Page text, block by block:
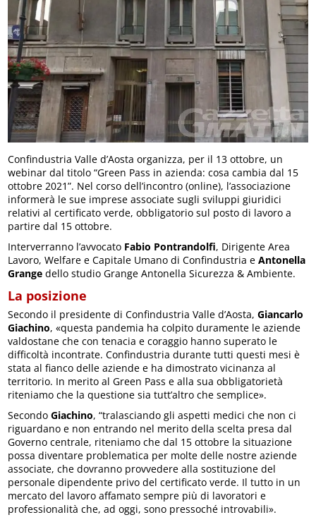
Confindustria Valle d’Aosta organizza, per il 13 ottobre, un
webinar dal titolo “Green Pass in azienda: cosa cambia dal 15
ottobre 2021”. Nel corso dell’incontro (online), l’associazione
informerà le sue imprese associate sugli sviluppi giuridici
relativi al certificato verde, obbligatorio sul posto di lavoro a
partire dal 15 ottobre.
Interverranno l’avvocato Fabio Pontrandolfi, Dirigente Area
Lavoro, Welfare e Capitale Umano di Confindustria eAntonella
Grange dello studio Grange Antonella Sicurezza & Ambiente.
La posizione
Secondo il presidente di Confindustria Valle d’Aosta,Giancarlo
Giachino, «questa pandemia ha colpito duramente le aziende
valdostane che con tenacia e coraggio hanno superato le
difficoltà incontrate. Confindustria durante tutti questi mesi è
stata al fianco delle aziende e ha dimostrato vicinanza al
territorio. In merito al Green Pass e alla sua obbligatorietà
riteniamo che la questione sia tutt’altro che semplice».
SecondoGiachino, “tralasciando gli aspetti medici che non ci
riguardano e non entrando nel merito della scelta presa dal
Governo centrale, riteniamo che dal 15 ottobre la situazione
possa diventare problematica per molte delle nostre aziende
associate, che dovranno provvedere alla sostituzione del
personale dipendente privo del certificato verde. Il tutto in un
mercato del lavoro affamato sempre più di lavoratori e
professionalità che, ad oggi, sono pressoché introvabili».